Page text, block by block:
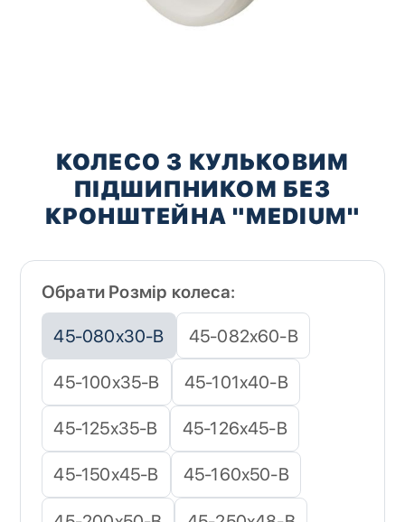
початку
зображень
КОЛЕСО З КУЛЬКОВИМ
ПІДШИПНИКОМ БЕЗ
КРОНШТЕЙНА "MEDIUM"
Обрати Розмір колеса:
45-080х30-В 45-082х60-В
45-100х35-B 45-101х40-B
45-125х35-B 45-126х45-B
45-150х45-B 45-160х50-B